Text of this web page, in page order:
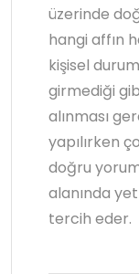
üzerinde
hangi affın
kişisel
girmediği
alınması
yapılırken
doğru
alanında
tercih eder.